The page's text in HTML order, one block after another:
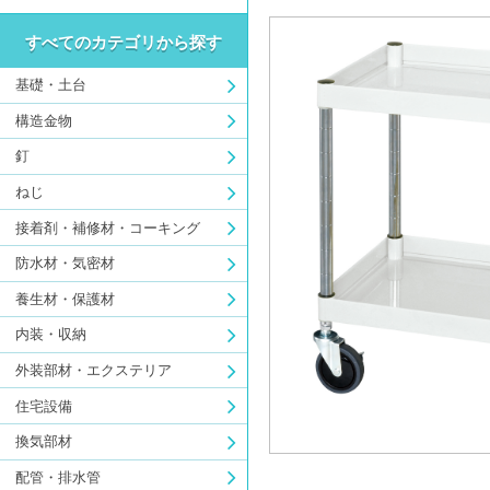
すべてのカテゴリから探す
基礎・土台
構造金物
釘
ねじ
接着剤・補修材・コーキング
防水材・気密材
養生材・保護材
内装・収納
外装部材・エクステリア
住宅設備
換気部材
配管・排水管